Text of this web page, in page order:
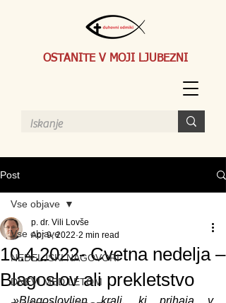
OSTANITE V MOJI LJUBEZNI
Post
Vse objave
NEDELJSKI NAGOVORI
DNEVI MED LETOM
Vse objave
10.4.2022- Cvetna nedelja –
Blagoslov ali prekletstvo
p. dr. Vili Lovše
Apr 9, 2022 2 min read
»Blagoslovljen kralj, ki prihaja v